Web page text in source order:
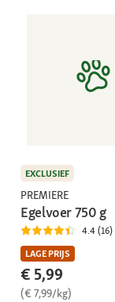
EXCLUSIEF
PREMIERE
Egelvoer 750 g
4.4 (16)
LAGE PRIJS
€ 5,99
(€ 7,99/kg)